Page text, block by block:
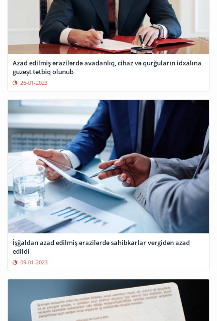
Azad edilmiş ərazilərdə avadanlıq, cihaz və qurğuların idxalına
güzəşt tətbiq olunub
26-01-2023
İşğaldan azad edilmiş ərazilərdə sahibkarlar vergidən azad
edildi
09-01-2023